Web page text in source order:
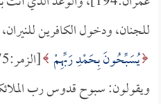
للجنان، ودخول الكافرين
يُسَبِّحُونَ بِحَمْدِ رَبِّهِمْ
ويقولون: سبوح قدوس رب